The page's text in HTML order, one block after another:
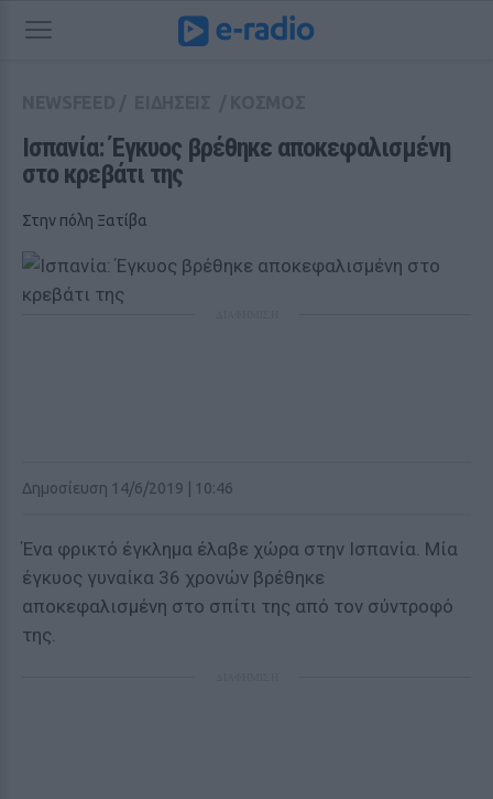
Ισπανία: Έγκυος βρέθηκε αποκεφαλισμένη
στο κρεβάτι της
Στην πόλη Ξατίβα
Δημοσίευση 14/6/2019 | 10:46
Ένα φρικτό έγκλημα έλαβε χώρα στην Ισπανία. Μία
έγκυος γυναίκα 36 χρονών βρέθηκε
αποκεφαλισμένη στο σπίτι της από τον σύντροφό
της.